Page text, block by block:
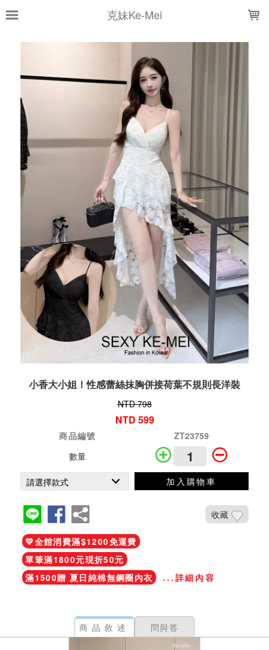
克妹Ke-Mei
小香大小姐！性感蕾絲抹胸併接荷葉不規則長洋裝
NTD 798
NTD 599
商品編號
ZT23759
數量
加入購物車
收藏
💛全館消費滿$1200免運費
單筆滿1800元現折50元
滿1500贈 夏日純棉無鋼圈內衣
...詳細內容
商品敘述 問與答